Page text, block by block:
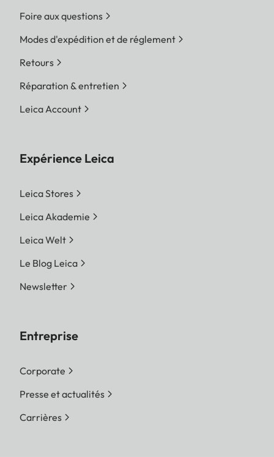
Foire aux questions
Modes d'expédition et de réglement
Retours
Réparation & entretien
Leica Account
Expérience Leica
Leica Stores
Leica Akademie
Leica Welt
Le Blog Leica
Newsletter
Entreprise
Corporate
Presse et actualités
Carrières